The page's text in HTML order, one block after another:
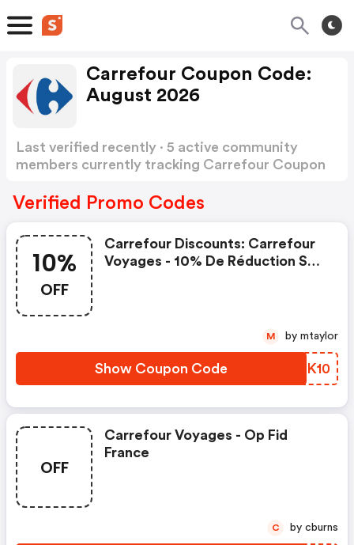
Carrefour Coupon Code:
August 2026
Last verified recently · 5 active community
members currently tracking Carrefour Coupon
Verified Promo Codes
10%
OFF
Carrefour Discounts: Carrefour
Voyages - 10% De Réduction Sur
Show Coupon Code CYAK10
M by mtaylor
OFF
Carrefour Voyages - Op Fid
France
C by cburns